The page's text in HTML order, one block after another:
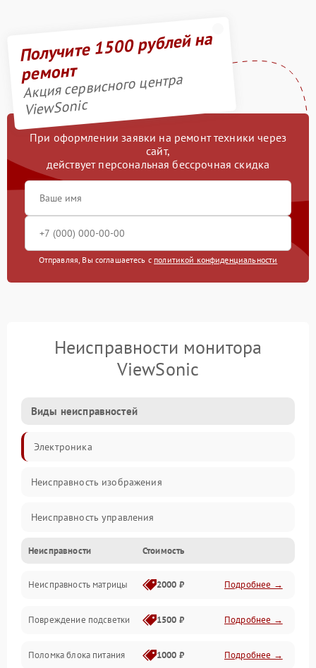
Получите 1500 рублей на
ремонт
Акция сервисного центра
ViewSonic
При оформлении заявки на ремонт техники через
сайт,
действует персональная бессрочная скидка
Отправляя, Вы соглашаетесь с политикой конфиденциальности
Неисправности монитора
ViewSonic
Виды неисправностей
Электроника
Неисправность изображения
Неисправность управления
Неисправность интерфейсов
Прочие неисправности
Неисправность звука
Механические повреждения
Неисправности Стоимость
Неисправность матрицы 2000 ₽ Подробнее →
Повреждение подсветки 1500 ₽ Подробнее →
Поломка блока питания 1000 ₽ Подробнее →